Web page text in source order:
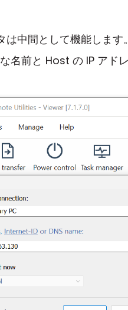
中間として機能します。
名前と Host の IP アド